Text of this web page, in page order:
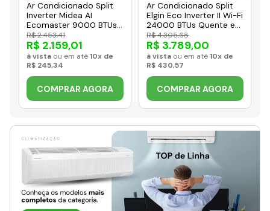
Ar Condicionado Split
Inverter Midea AI
Ecomaster 9000 BTUs
Quente e Frio 220V
38EZVQA09M5
R$ 2.453,41
R$ 2.159,01
à vista ou em até10x de
R$ 245,34
COMPRAR AGORA
Ar Condicionado Split
Elgin Eco Inverter II Wi-Fi
24000 BTUs Quente e
Frio 220V HJQE24C2CC
R$ 4.305,68
R$ 3.789,00
à vista ou em até10x de
R$ 430,57
COMPRAR AGORA